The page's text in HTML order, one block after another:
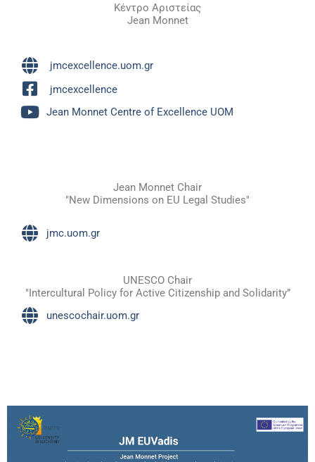
Κέντρο Αριστείας
Jean Monnet
Jean Monnet Centre of Excellence UOM
jmcexcellence
jmcexcellence.uom.gr
Jean Monnet Chair
"New Dimensions on EU Legal Studies"
jmc.uom.gr
UNESCO Chair
"Intercultural Policy for Active Citizenship and Solidarity”
unescochair.uom.gr